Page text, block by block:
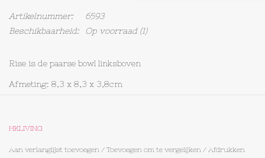
Olieflessen
Artikelnummer:
6593
Beschikbaarheid:
Op voorraad(1)
Rise is de paarse bowl linksboven
Afmeting: 8,3 x 8,3 x 3,8cm
HKLIVING
Aan verlanglijst toevoegen / Toevoegen om te vergelijken / Afdrukken